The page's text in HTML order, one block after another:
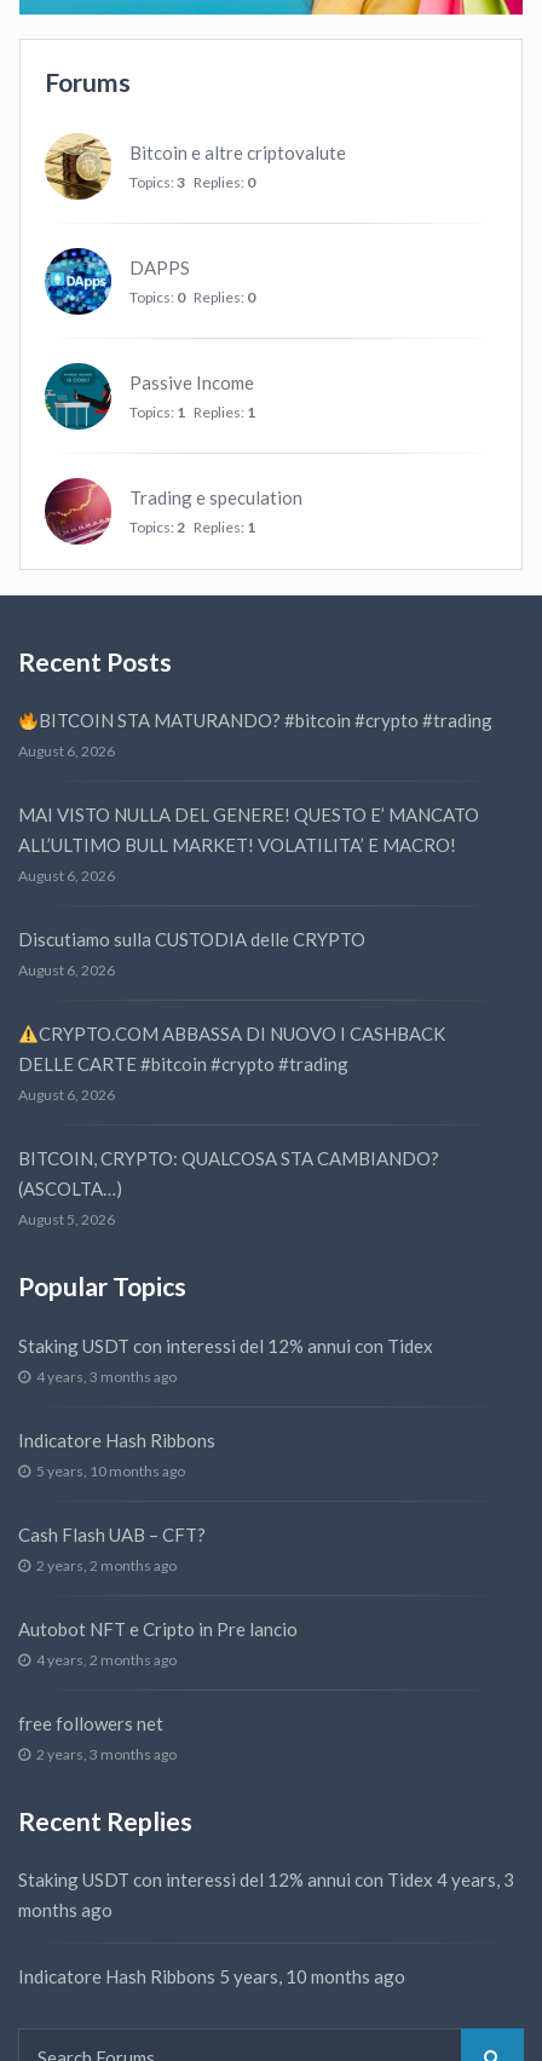
Forums
Bitcoin e altre criptovalute
Topics: 3 Replies: 0
DAPPS
Topics: 0 Replies: 0
Passive Income
Topics: 1 Replies: 1
Trading e speculation
Topics: 2 Replies: 1
Recent Posts
BITCOIN STA MATURANDO? #bitcoin #crypto #trading
August 6, 2026
MAI VISTO NULLA DEL GENERE! QUESTO E’ MANCATO
ALL’ULTIMO BULL MARKET! VOLATILITA’ E MACRO!
August 6, 2026
Discutiamo sulla CUSTODIA delle CRYPTO
August 6, 2026
CRYPTO.COM ABBASSA DI NUOVO I CASHBACK
DELLE CARTE #bitcoin #crypto #trading
August 6, 2026
BITCOIN, CRYPTO: QUALCOSA STA CAMBIANDO?
(ASCOLTA…)
August 5, 2026
Popular Topics
Staking USDT con interessi del 12% annui con Tidex
4 years, 3 months ago
Indicatore Hash Ribbons
5 years, 10 months ago
Cash Flash UAB – CFT?
2 years, 2 months ago
Autobot NFT e Cripto in Pre lancio
4 years, 2 months ago
free followers net
2 years, 3 months ago
Recent Replies
Staking USDT con interessi del 12% annui con Tidex 4 years, 3
months ago
Indicatore Hash Ribbons 5 years, 10 months ago